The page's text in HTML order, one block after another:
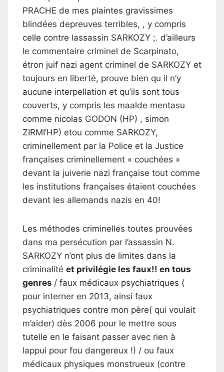
PRACHE de mes plaintes gravissimes
blindées depreuves terribles, , y compris
celle contre lassassin SARKOZY ;. d’ailleurs
le commentaire criminel de Scarpinato,
étron juif nazi agent criminel de SARKOZY et
toujours en liberté, prouve bien qu il n’y
aucune interpellation et qu’ils sont tous
couverts, y compris les maalde mentasu
comme nicolas GODON (HP) , simon
ZIRMI’HP) etou comme SARKOZY,
criminellement par la Police et la Justice
françaises criminellement « couchées »
devant la juiverie nazi française tout comme
les institutions françaises étaient couchées
devant les allemands nazis en 40!
Les méthodes criminelles toutes prouvées
dans ma persécution par l’assassin N.
SARKOZY n’ont plus de limites dans la
criminalité et privilégie les faux!! en tous
genres / faux médicaux psychiatriques (
pour interner en 2013, ainsi faux
psychiatriques contre mon père( qui voulait
m’aider) dès 2006 pour le mettre sous
tutelle en le faisant passer avec rien à
lappui pour fou dangereux !) / ou faux
médicaux physiques monstrueux (contre